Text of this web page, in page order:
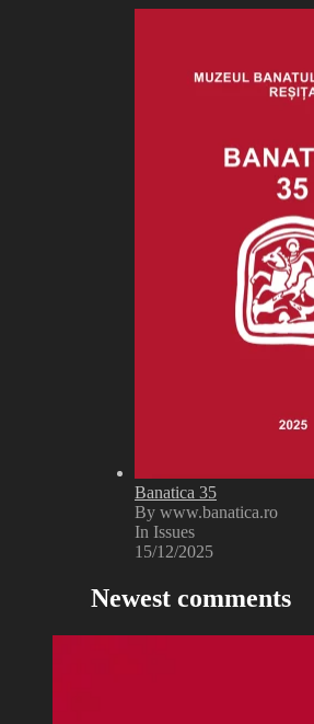
Banatica 35
By www.banatica.ro
In Issues
15/12/2025
Newest comments